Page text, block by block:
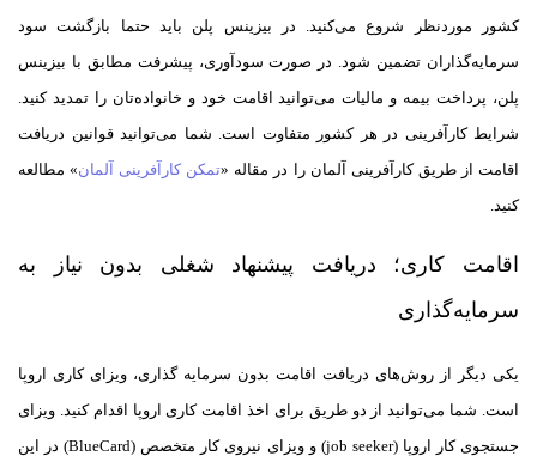
کشور مورد‌نظر شروع می‌کنید. در بیزینس پلن باید حتما بازگشت سود
سرمایه‌گذاران تضمین شود. در صورت سودآوری، پیشرفت مطابق با بیزینس
پلن، پرداخت بیمه و مالیات می‌توانید اقامت خود و خانواده‌تان را تمدید کنید.
شرایط کارآفرینی در هر کشور متفاوت است. شما می‌توانید قوانین دریافت
اقامت از طریق کارآفرینی آلمان را در مقاله «تمکن کارآفرینی آلمان» مطالعه
کنید.
اقامت کاری؛ دریافت پیشنهاد شغلی بدون نیاز به
سرمایه‌گذاری
یکی دیگر از روش‌های دریافت اقامت بدون سرمایه گذاری، ویزای کاری اروپا
است. شما می‌توانید از دو طریق برای اخذ اقامت کاری اروپا اقدام کنید. ویزای
جستجوی کار اروپا (job seeker) و ویزای نیروی کار متخصص (BlueCard) در این